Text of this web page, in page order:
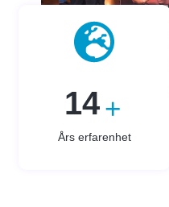
15+
Års erfarenhet